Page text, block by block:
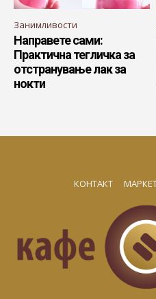
Занимливости
Направете сами:
Практична тегличка за
отстранување лак за
нокти
КОНТАКТ